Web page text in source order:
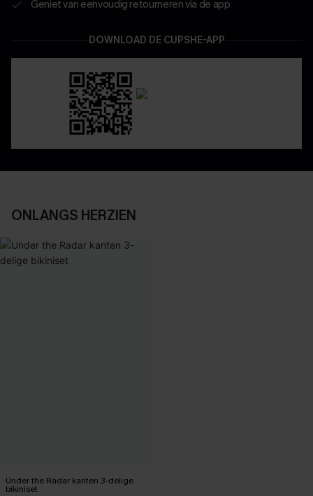
Geniet van eenvoudig retourneren via de app
DOWNLOAD DE CUPSHE-APP
ONLANGS HERZIEN
Under the Radar kanten 3-delige
bikiniset